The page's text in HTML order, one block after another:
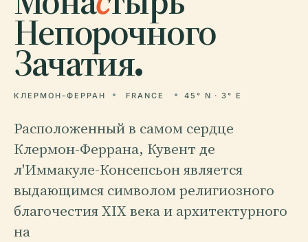
Непорочного
Зачатия.
КЛЕРМОН-ФЕРРАН FRANCE 45° N · 3° E
Расположенный в самом сердце
Клермон-Феррана, Кувент де
л'Иммакуле-Консепсьон является
выдающимся символом религиозного
благочестия XIX века и архитектурного
на